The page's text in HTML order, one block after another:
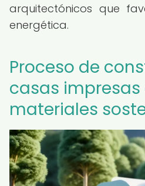
arquitectónicos que
energética.
Proceso de
casas impresas
materiales